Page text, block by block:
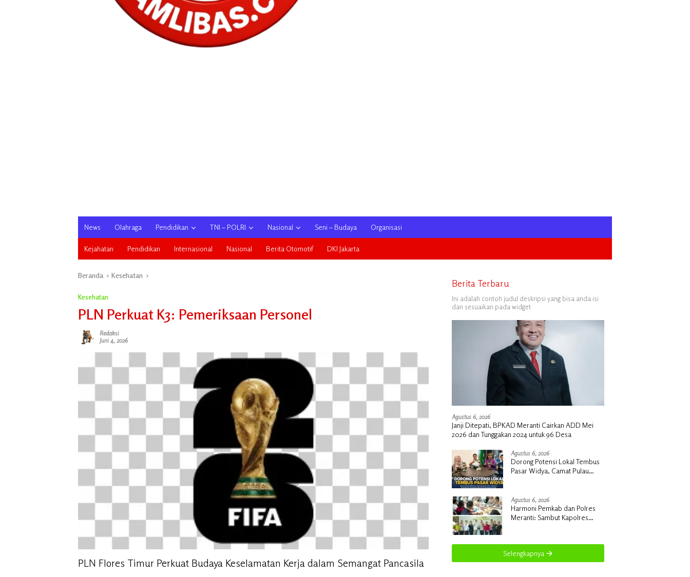
News Olahraga Pendidikan TNI – POLRI Nasional Seni – Budaya Organisasi
Kejahatan Pendidikan Internasional Nasional Berita Otomotif DKI Jakarta
Beranda Kesehatan
Kesehatan
PLN Perkuat K3: Pemeriksaan Personel
Redaksi
Juni 4, 2026
PLN Flores Timur Perkuat Budaya Keselamatan Kerja dalam Semangat Pancasila
Berita Terbaru
Ini adalah contoh judul deskripsi yang bisa anda isi
dan sesuaikan pada widget
Agustus 6, 2026
Janji Ditepati, BPKAD Meranti Cairkan ADD Mei
2026 dan Tunggakan 2024 untuk 96 Desa
Agustus 6, 2026
Dorong Potensi Lokal Tembus
Pasar Widya, Camat Pulau
Bersama Kadisperindag
Agustus 6, 2026
Harmoni Pemkab dan Polres
Meranti: Sambut Kapolres
Selengkapnya